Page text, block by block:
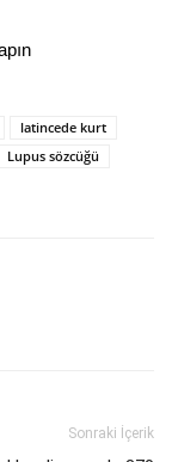
latincede kurt
Lupus sözcüğü
Sonraki İçerik